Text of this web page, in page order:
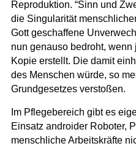
Reproduktion. “Sinn und
die Singularität
Gott geschaffene
nun genauso bedroht,
Kopie erstellt. Die damit
des Menschen würde, so
Grundgesetzes verstoßen.
Im Pflegebereich gibt es
Einsatz androider Roboter,
menschliche Arbeitskräfte